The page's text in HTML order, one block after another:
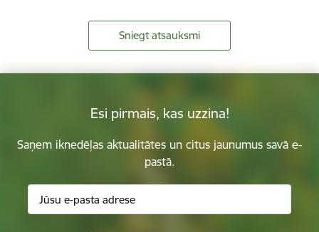
Sniegt atsauksmi
Esi pirmais, kas uzzina!
Saņem iknedēļas aktualitātes un citus jaunumus savā e-
pastā.